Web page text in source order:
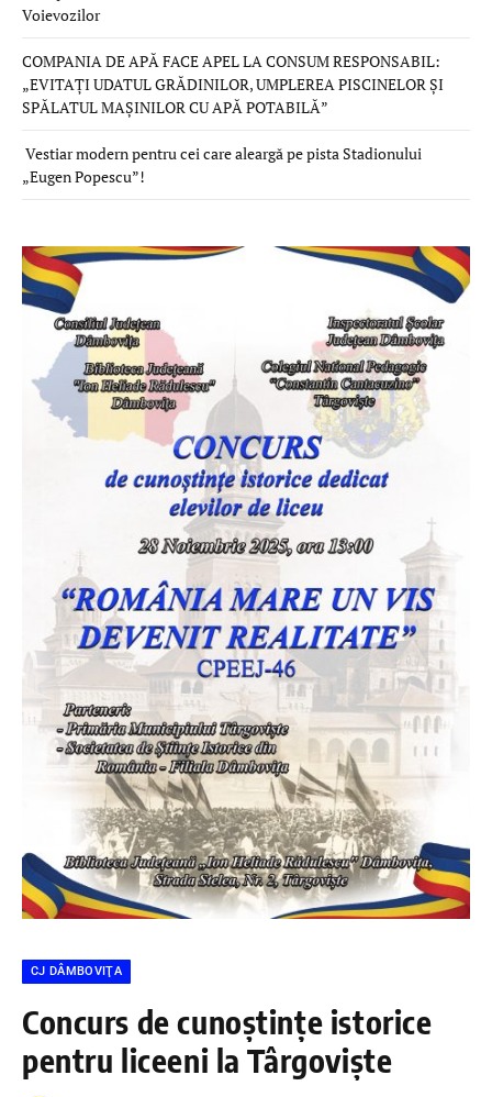
Voievozilor
COMPANIA DE APĂ FACE APEL LA CONSUM RESPONSABIL:
„EVITAȚI UDATUL GRĂDINILOR, UMPLEREA PISCINELOR ȘI
SPĂLATUL MAȘINILOR CU APĂ POTABILĂ”
Vestiar modern pentru cei care aleargă pe pista Stadionului
„Eugen Popescu”!
CJ DÂMBOVIŢA
Concurs de cunoștințe istorice
pentru liceeni la Târgoviște